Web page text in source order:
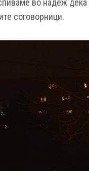
во надеж дека
соговорници.